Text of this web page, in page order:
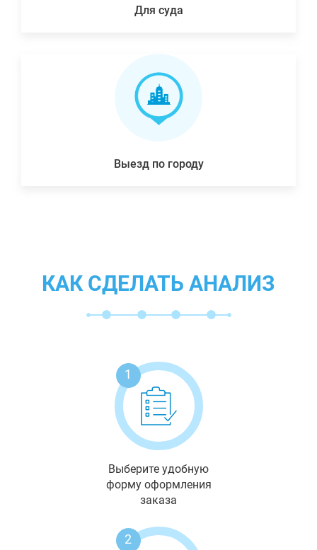
Для суда
Выезд по городу
КАК СДЕЛАТЬ АНАЛИЗ
1
Выберите удобную
форму оформления
заказа
2